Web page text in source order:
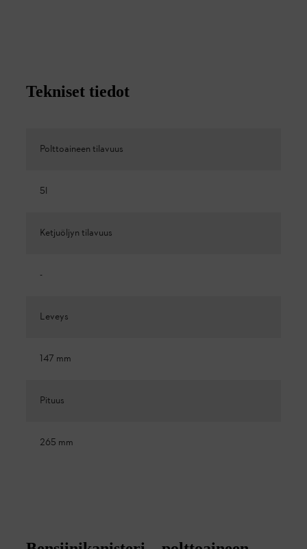
Tekniset tiedot
Polttoaineen tilavuus
5l
Ketjuöljyn tilavuus
-
Leveys
147 mm
Pituus
265 mm